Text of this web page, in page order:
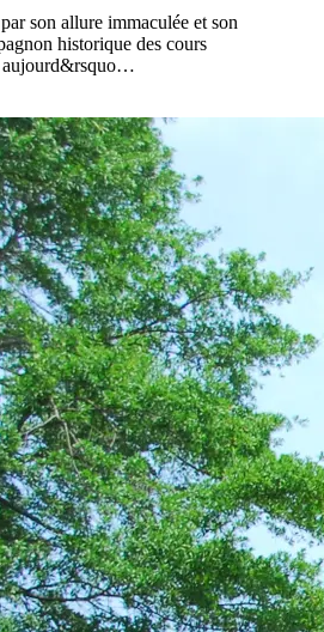
son allure immaculée et son
historique des cours
aujourd&rsquo…